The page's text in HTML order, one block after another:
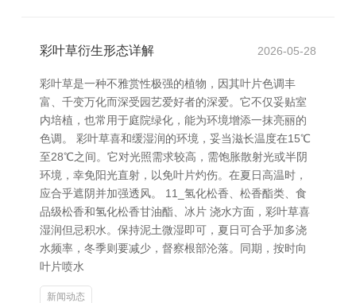
彩叶草衍生形态详解 2026-05-28
彩叶草是一种不雅赏性极强的植物，因其叶片色调丰
富、千变万化而深受园艺爱好者的深爱。它不仅妥贴室
内培植，也常用于庭院绿化，能为环境增添一抹亮丽的
色调。 彩叶草喜和缓湿润的环境，妥当滋长温度在15℃
至28℃之间。它对光照需求较高，需饱胀散射光或半阴
环境，幸免阳光直射，以免叶片灼伤。在夏日高温时，
应合乎遮阴并加强透风。 11_氢化松香、松香酯类、食
品级松香和氢化松香甘油酯、冰片 浇水方面，彩叶草喜
湿润但忌积水。保持泥土微湿即可，夏日可合乎加多浇
水频率，冬季则要减少，督察根部沦落。同期，按时向
叶片喷水
新闻动态